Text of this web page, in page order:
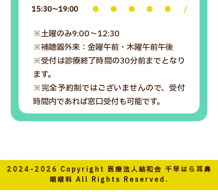
15:30～19:00 ● ● ● ● ● /
※土曜のみ9:00～12:30
※補聴器外来：金曜午前・木曜午前午後
※受付は診療終了時間の30分前までとなり
ます。
※完全予約制ではございませんので、受付
時間内であれば窓口受付も可能です。
2024-2026 Copyright 医療法人結和会 千早はら耳鼻
咽喉科 All Rights Reserved.